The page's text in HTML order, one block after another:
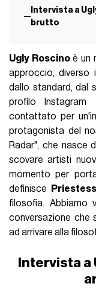
Intervista a
brutto
Ugly Roscinoè un
approccio, diverso
dallo standard, dal
profilo
contattato per
protagonista del
Radar", che nasce
scovare artisti
momento per
definisce
filosofia. Abbiamo
conversazione che
ad arrivare alla
Intervista a